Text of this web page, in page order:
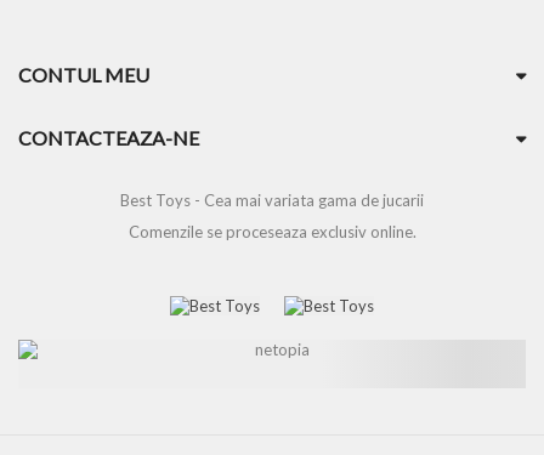
CONTUL MEU
CONTACTEAZA-NE
Best Toys - Cea mai variata gama de jucarii
Comenzile se proceseaza exclusiv online.